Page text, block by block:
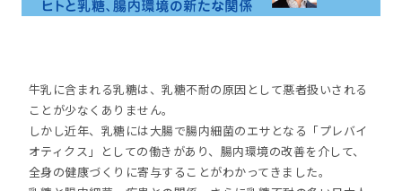
牛乳に含まれる乳糖は、乳糖不耐の原因として悪者扱いされる
ことが少なくありません。
しかし近年、乳糖には大腸で腸内細菌のエサとなる「プレバイ
オティクス」としての働きがあり、腸内環境の改善を介して、
全身の健康づくりに寄与することがわかってきました。